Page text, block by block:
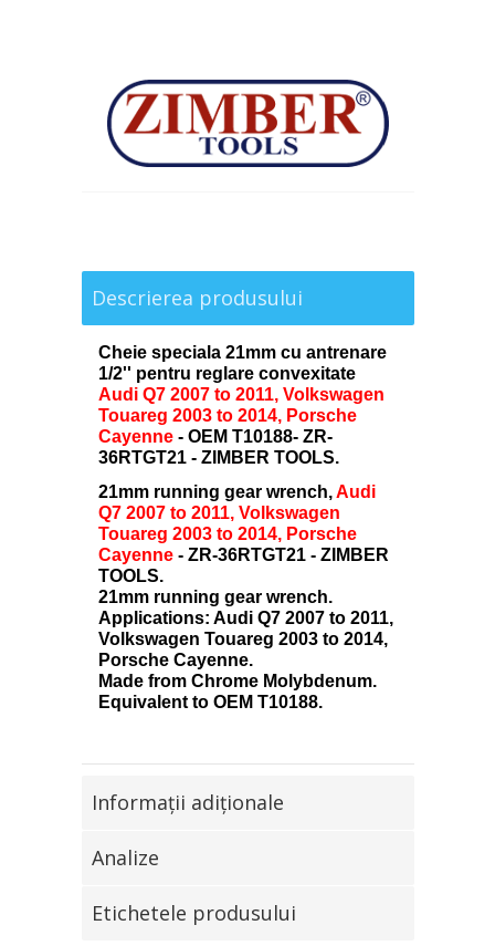
Descrierea produsului
Cheie speciala 21mm cu antrenare
1/2'' pentru reglare convexitate
Audi Q7 2007 to 2011, Volkswagen
Touareg 2003 to 2014, Porsche
Cayenne - OEM T10188- ZR-
36RTGT21 - ZIMBER TOOLS.
21mm running gear wrench,Audi
Q7 2007 to 2011, Volkswagen
Touareg 2003 to 2014, Porsche
Cayenne- ZR-36RTGT21 - ZIMBER
TOOLS.
21mm running gear wrench.
Applications: Audi Q7 2007 to 2011,
Volkswagen Touareg 2003 to 2014,
Porsche Cayenne.
Made from Chrome Molybdenum.
Equivalent to OEM T10188.
Informaţii adiţionale
Analize
Etichetele produsului